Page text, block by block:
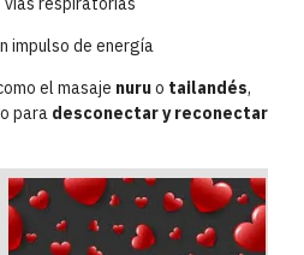
impulso de energía
el masaje nuruo tailandés,
para desconectar y reconectar